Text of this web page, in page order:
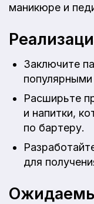
маникюре и
Заключите
Расширьте
и напитки,
по бартеру.
для